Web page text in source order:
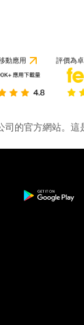
動應用 評價為
的官方網站。